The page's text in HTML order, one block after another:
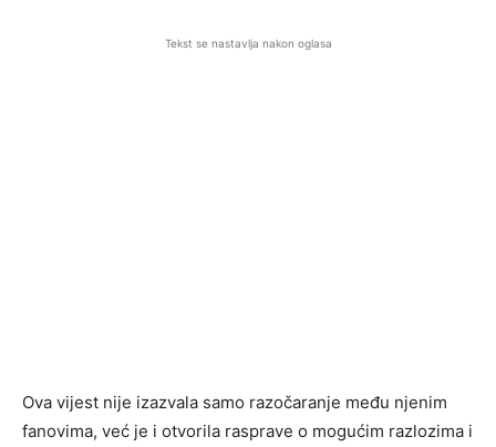
Tekst se nastavlja nakon oglasa
Ova vijest nije izazvala samo razočaranje među njenim
fanovima, već je i otvorila rasprave o mogućim razlozima i